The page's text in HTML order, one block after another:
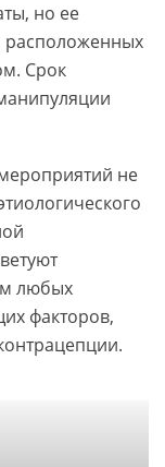
но ее
расположенных
Срок
не
любых
факторов,